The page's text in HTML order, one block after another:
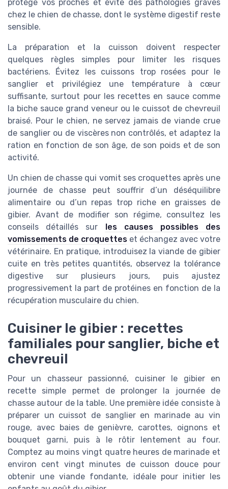
protège vos proches et évite des pathologies graves
chez le chien de chasse, dont le système digestif reste
sensible.
La préparation et la cuisson doivent respecter
quelques règles simples pour limiter les risques
bactériens. Évitez les cuissons trop rosées pour le
sanglier et privilégiez une température à cœur
suffisante, surtout pour les recettes en sauce comme
la biche sauce grand veneur ou le cuissot de chevreuil
braisé. Pour le chien, ne servez jamais de viande crue
de sanglier ou de viscères non contrôlés, et adaptez la
ration en fonction de son âge, de son poids et de son
activité.
Un chien de chasse qui vomit ses croquettes après une
journée de chasse peut souffrir d’un déséquilibre
alimentaire ou d’un repas trop riche en graisses de
gibier. Avant de modifier son régime, consultez les
conseils détaillés sur
les causes possibles des
vomissements de croquettes et échangez avec votre
vétérinaire. En pratique, introduisez la viande de gibier
cuite en très petites quantités, observez la tolérance
digestive sur plusieurs jours, puis ajustez
progressivement la part de protéines en fonction de la
récupération musculaire du chien.
Cuisiner le gibier : recettes
familiales pour sanglier, biche et
chevreuil
Pour un chasseur passionné, cuisiner le gibier en
recette simple permet de prolonger la journée de
chasse autour de la table. Une première idée consiste à
préparer un cuissot de sanglier en marinade au vin
rouge, avec baies de genièvre, carottes, oignons et
bouquet garni, puis à le rôtir lentement au four.
Comptez au moins vingt quatre heures de marinade et
environ cent vingt minutes de cuisson douce pour
obtenir une viande fondante, idéale pour initier les